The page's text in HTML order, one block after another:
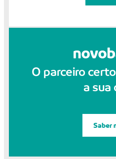
O parceiro
a sua
Saber